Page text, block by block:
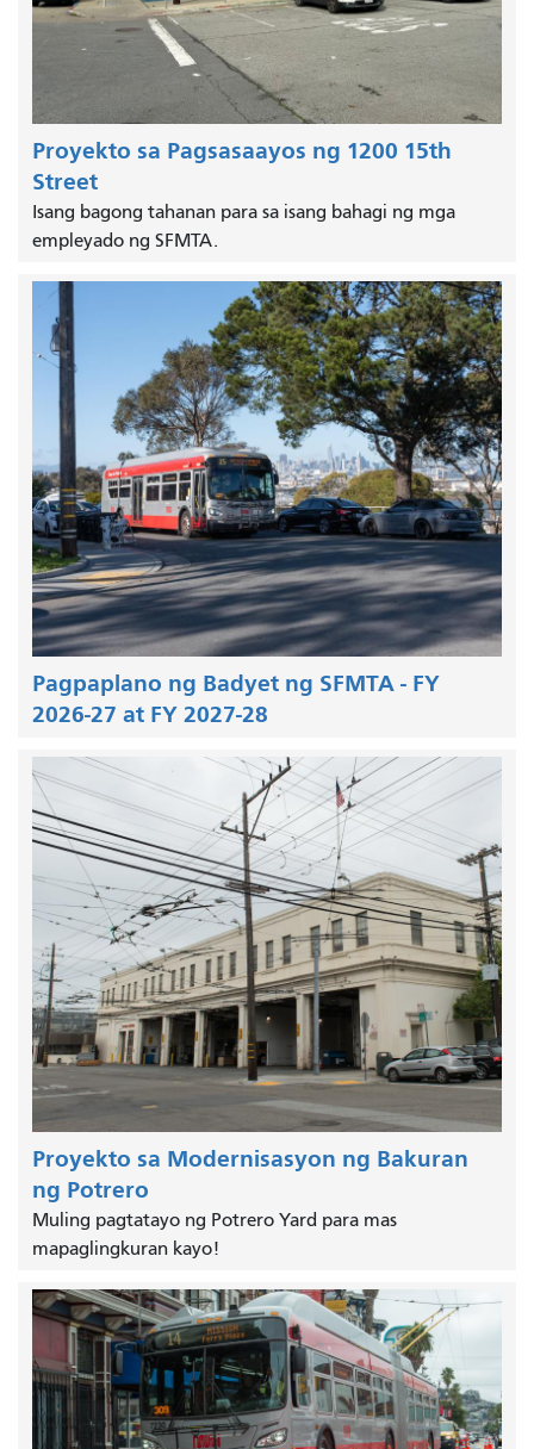
Proyekto sa Pagsasaayos ng 1200 15th
Street
Isang bagong tahanan para sa isang bahagi ng mga
empleyado ng SFMTA.
Pagpaplano ng Badyet ng SFMTA - FY
2026-27 at FY 2027-28
Proyekto sa Modernisasyon ng Bakuran
ng Potrero
Muling pagtatayo ng Potrero Yard para mas
mapaglingkuran kayo!